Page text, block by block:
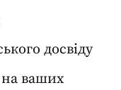
досвіду
на ваших